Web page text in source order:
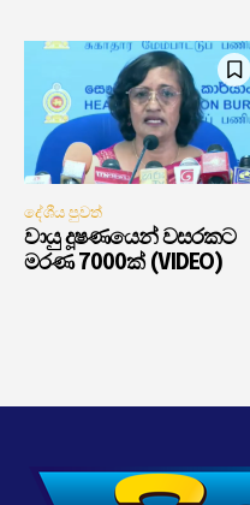
දේශීය පුවත්
වායු දූෂණයෙන් වසරකට
මරණ 7000ක් (VIDEO)